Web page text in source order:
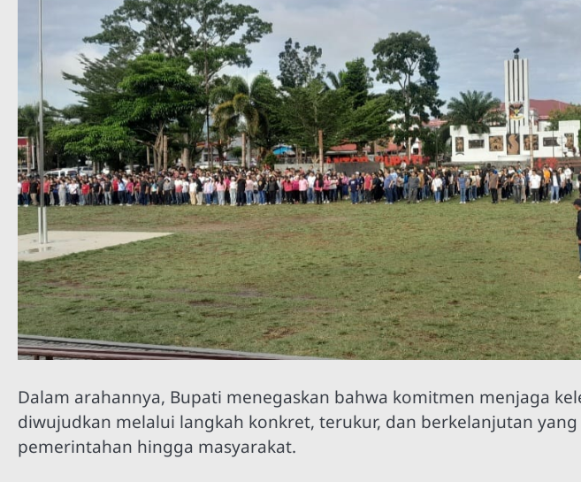
Dalam arahannya, Bupati menegaskan bahwa komitmen menjaga
diwujudkan melalui langkah konkret, terukur, dan berkelanjutan
pemerintahan hingga masyarakat.